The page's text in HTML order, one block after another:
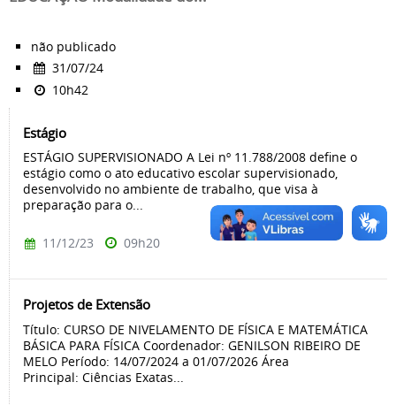
não publicado
31/07/24
10h42
Estágio
ESTÁGIO SUPERVISIONADO A Lei nº 11.788/2008 define o
estágio como o ato educativo escolar supervisionado,
desenvolvido no ambiente de trabalho, que visa à
preparação para o...
11/12/23 09h20
Projetos de Extensão
Título: CURSO DE NIVELAMENTO DE FÍSICA E MATEMÁTICA
BÁSICA PARA FÍSICA Coordenador: GENILSON RIBEIRO DE
MELO Período: 14/07/2024 a 01/07/2026 Área
Principal: Ciências Exatas...